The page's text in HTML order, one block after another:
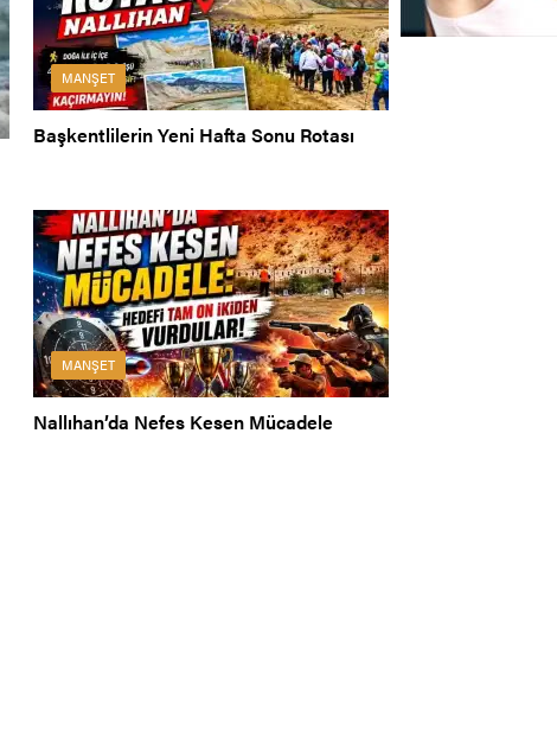
MANŞET
Başkentlilerin Yeni Hafta Sonu Rotası
MANŞET
Nallıhan’da Nefes Kesen Mücadele